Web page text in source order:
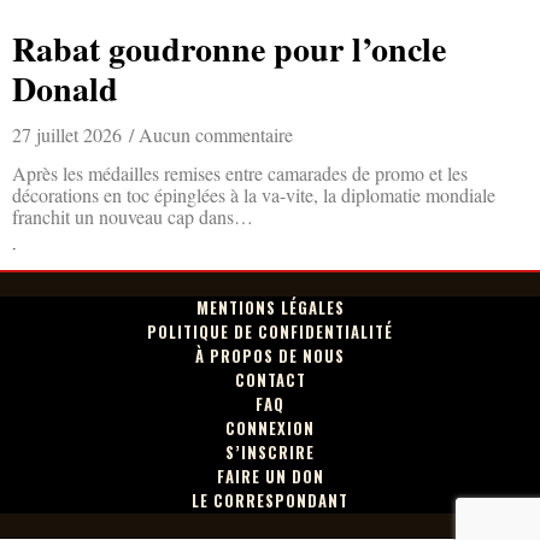
Rabat goudronne pour l’oncle
Donald
27 juillet 2026
Aucun commentaire
Après les médailles remises entre camarades de promo et les
décorations en toc épinglées à la va-vite, la diplomatie mondiale
franchit un nouveau cap dans…
MENTIONS LÉGALES
POLITIQUE DE CONFIDENTIALITÉ
À PROPOS DE NOUS
CONTACT
FAQ
CONNEXION
S’INSCRIRE
FAIRE UN DON
LE CORRESPONDANT